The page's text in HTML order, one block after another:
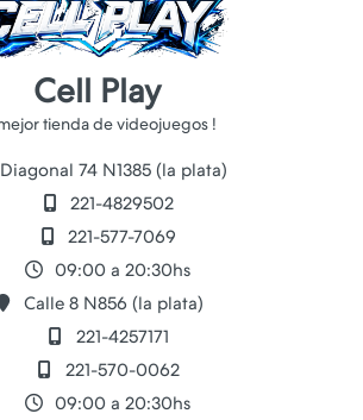
Cell Play
Diagonal 74 N1385 (la plata)
221-4829502
221-577-7069
09:00 a 20:30hs
Calle 8 N856 (la plata)
221-4257171
221-570-0062
09:00 a 20:30hs